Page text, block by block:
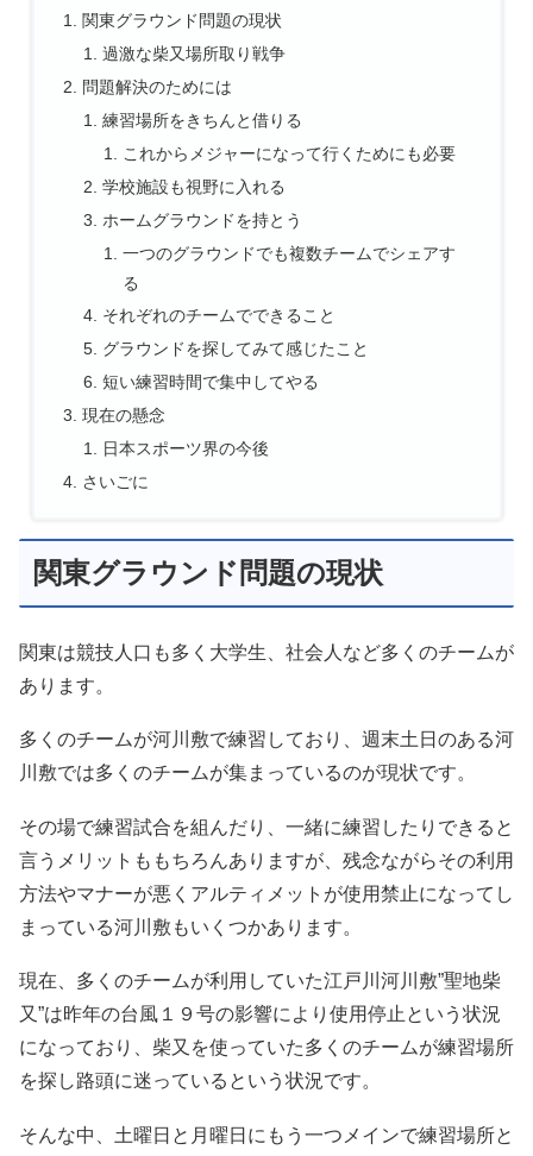
関東グラウンド問題の現状
過激な柴又場所取り戦争
問題解決のためには
練習場所をきちんと借りる
これからメジャーになって行くためにも必要
学校施設も視野に入れる
ホームグラウンドを持とう
一つのグラウンドでも複数チームでシェアす
る
それぞれのチームでできること
グラウンドを探してみて感じたこと
短い練習時間で集中してやる
現在の懸念
日本スポーツ界の今後
さいごに
関東グラウンド問題の現状
関東は競技人口も多く大学生、社会人など多くのチームが
あります。
多くのチームが河川敷で練習しており、週末土日のある河
川敷では多くのチームが集まっているのが現状です。
その場で練習試合を組んだり、一緒に練習したりできると
言うメリットももちろんありますが、残念ながらその利用
方法やマナーが悪くアルティメットが使用禁止になってし
まっている河川敷もいくつかあります。
現在、多くのチームが利用していた江戸川河川敷”聖地柴
又”は昨年の台風１９号の影響により使用停止という状況
になっており、柴又を使っていた多くのチームが練習場所
を探し路頭に迷っているという状況です。
そんな中、土曜日と月曜日にもう一つメインで練習場所と